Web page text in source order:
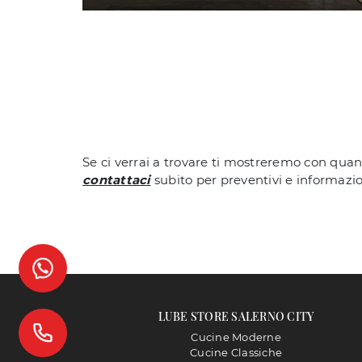
Se ci verrai a trovare ti mostreremo con
contattacisubito per preventivi e
LUBE STORE SALERNO CITY
Cucine Moderne
Cucine Classiche